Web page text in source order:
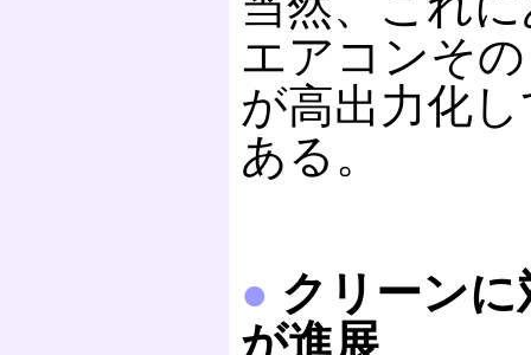
エアコンそ
が高出力化
ある。
● クリーン
が進展